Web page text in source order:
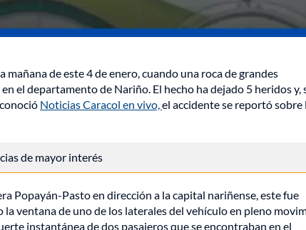
de este 4 de enero, cuando una roca de grandes
en el departamento de Nariño. El hecho ha dejado 5 heridos y,
Noticias Caracol en vivo,el accidente se reportó sobre
de mayor interés
Popayán-Pasto en dirección a la capital nariñense, este fue
ventana de uno de los laterales del vehículo en pleno
instantánea de dos pasajeros que se encontraban en el